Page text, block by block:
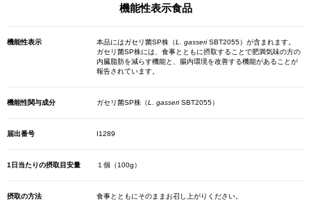
機能性表示食品
機能性表示 本品にはガセリ菌SP株（L. gasseriSBT2055）が含まれます。
ガセリ菌SP株には、食事とともに摂取することで肥満気味の方の
内臓脂肪を減らす機能と、腸内環境を改善する機能があることが
報告されています。
機能性関与成分 ガセリ菌SP株（L. gasseriSBT2055）
届出番号 I1289
1日当たりの摂取目安量 １個（100g）
摂取の方法 食事とともにそのままお召し上がりください。